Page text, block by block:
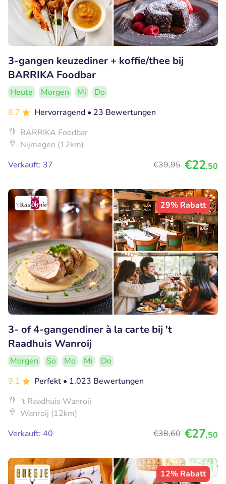
3-gangen keuzediner + koffie/thee bij
BARRIKA Foodbar
Heute Morgen Mi
Do
8.7
Hervorragend • 23 Bewertungen
BARRIKA Foodbar
Nijmegen (12km)
Verkauft: 37
€39,95 €22,50
29% Rabatt
3- of 4-gangendiner à la carte bij 't
Raadhuis Wanroij
Morgen So Mo Mi
Do
9.1
Perfekt • 1.023 Bewertungen
't Raadhuis Wanroij
Wanroij (12km)
Verkauft: 40
€38,60 €27,50
12% Rabatt